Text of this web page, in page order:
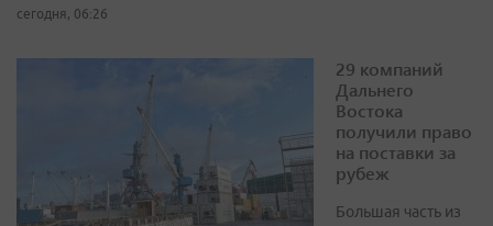
сегодня, 06:26
29 компаний
Дальнего
Востока
получили право
на поставки за
рубеж
Большая часть из